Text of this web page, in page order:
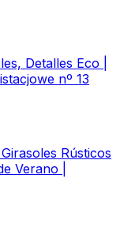
Detalles Eco |
nº 13
Rústicos
Verano |